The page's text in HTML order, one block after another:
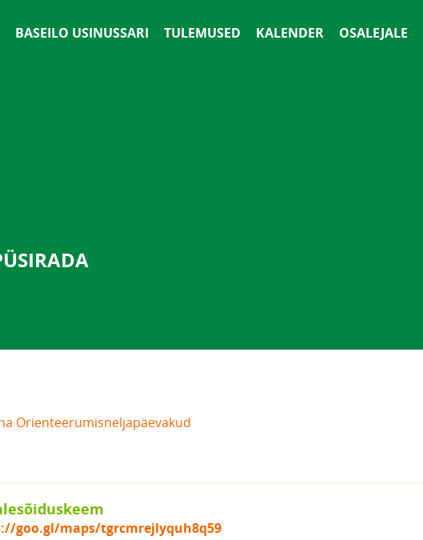
BASEILO USINUSSARI TULEMUSED KALENDER OSALEJALE
Orienteerumisneljapäevakud
goo.gl/maps/tgrcmrejlyquh8q59